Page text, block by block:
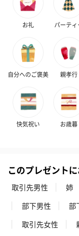
お礼 パーティ
自分へのご褒美 親孝行
快気祝い お歳暮
このプレゼント
取引先男性 姉
部下男性
部
取引先女性